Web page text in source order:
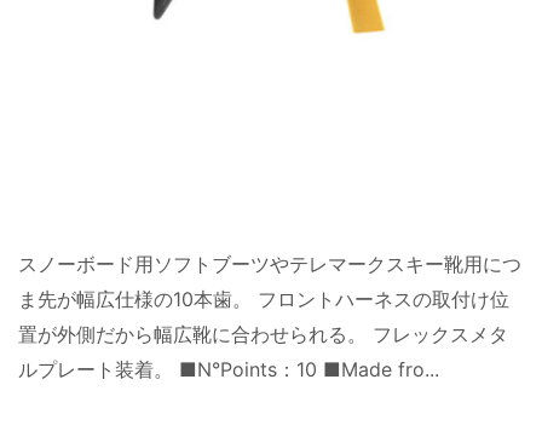
スノーボード用ソフトブーツやテレマークスキー靴用につ
ま先が幅広仕様の10本歯。 フロントハーネスの取付け位
置が外側だから幅広靴に合わせられる。 フレックスメタ
ルプレート装着。 ■N°Points：10 ■Made fro...